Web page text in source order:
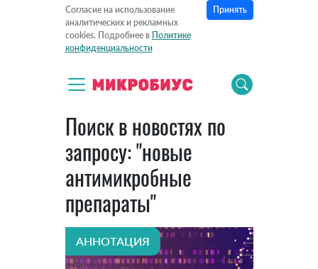
Согласие на использование
аналитических и рекламных
cookies. Подробнее в Политике
конфиденциальности
Принять
Поиск в новостях по
запросу: "новые
антимикробные
препараты"
АННОТАЦИЯ